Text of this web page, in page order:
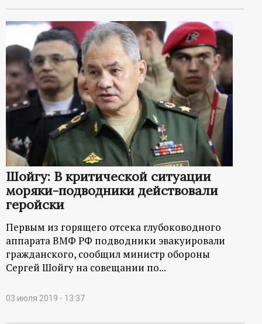
Шойгу: В критической ситуации
моряки-подводники действовали
геройски
Первым из горящего отсека глубоководного
аппарата ВМФ РФ подводники эвакуировали
гражданского, сообщил министр обороны
Сергей Шойгу на совещании по...
03 июля 2019 - 13:37